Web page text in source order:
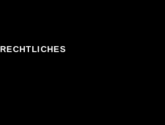
RECHTLICHES